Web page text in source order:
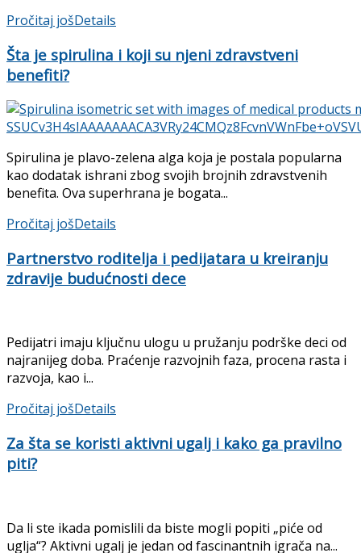
Pročitaj jošDetails
Šta je spirulina i koji su njeni zdravstveni
benefiti?
Spirulina je plavo-zelena alga koja je postala popularna
kao dodatak ishrani zbog svojih brojnih zdravstvenih
benefita. Ova superhrana je bogata...
Pročitaj jošDetails
Partnerstvo roditelja i pedijatara u kreiranju
zdravije budućnosti dece
Pedijatri imaju ključnu ulogu u pružanju podrške deci od
najranijeg doba. Praćenje razvojnih faza, procena rasta i
razvoja, kao i...
Pročitaj jošDetails
Za šta se koristi aktivni ugalj i kako ga pravilno
piti?
Da li ste ikada pomislili da biste mogli popiti „piće od
uglja“? Aktivni ugalj je jedan od fascinantnih igrača na...